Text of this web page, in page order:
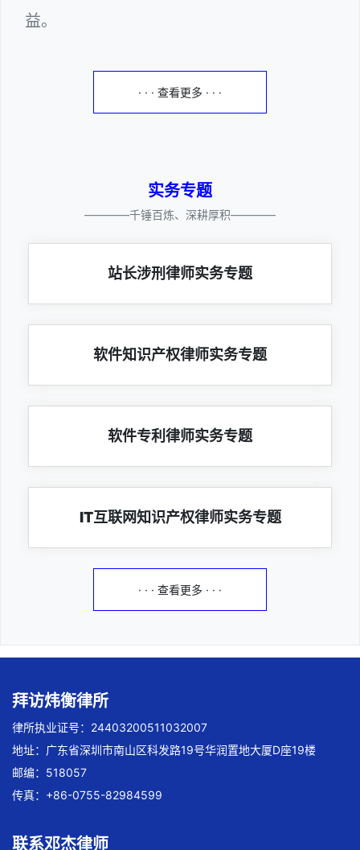
益。
· · · 查看更多 · · ·
实务专题
————千锤百炼、深耕厚积————
站长涉刑律师实务专题
软件知识产权律师实务专题
软件专利律师实务专题
IT互联网知识产权律师实务专题
· · · 查看更多 · · ·
拜访炜衡律所
律所执业证号：24403200511032007
地址：广东省深圳市南山区科发路19号华润置地大厦D座19楼
邮编：518057
传真：+86-0755-82984599
联系邓杰律师